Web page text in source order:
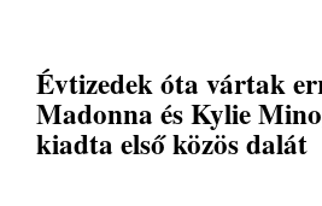
Évtizedek óta vártak
Madonna és Kylie
kiadta első közös dalát